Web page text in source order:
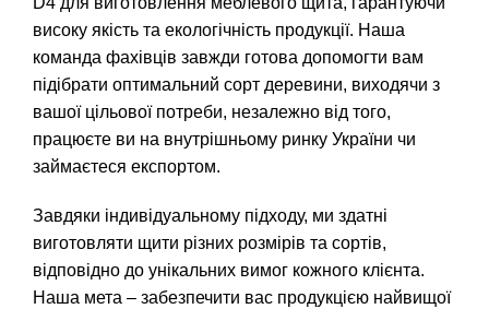
високу якість та екологічність продукції. Наша
команда фахівців завжди готова допомогти вам
підібрати оптимальний сорт деревини, виходячи з
вашої цільової потреби, незалежно від того,
працюєте ви на внутрішньому ринку України чи
займаєтеся експортом.
Завдяки індивідуальному підходу, ми здатні
виготовляти щити різних розмірів та сортів,
відповідно до унікальних вимог кожного клієнта.
Наша мета – забезпечити вас продукцією найвищої